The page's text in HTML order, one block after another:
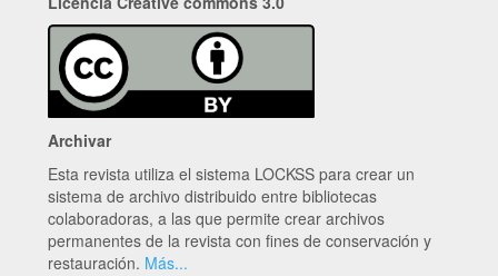
Archivar
Esta revista utiliza el sistema LOCKSS para crear un
sistema de archivo distribuido entre bibliotecas
colaboradoras, a las que permite crear archivos
permanentes de la revista con fines de conservación y
restauración. Más...